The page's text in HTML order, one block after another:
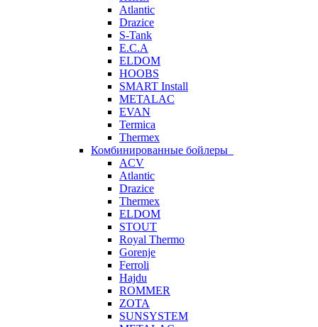
Atlantic
Drazice
S-Tank
E.C.A
ELDOM
HOOBS
SMART Install
METALAC
EVAN
Termica
Thermex
Комбинированные бойлеры
ACV
Atlantic
Drazice
Thermex
ELDOM
STOUT
Royal Thermo
Gorenje
Ferroli
Hajdu
ROMMER
ZOTA
SUNSYSTEM